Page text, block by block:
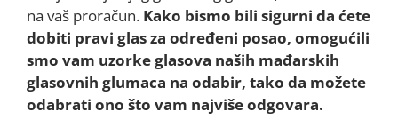
na vaš proračun. Kako bismo bili sigurni da ćete
dobiti pravi glas za određeni posao, omogućili
smo vam uzorke glasova naših mađarskih
glasovnih glumaca na odabir, tako da možete
odabrati ono što vam najviše odgovara.